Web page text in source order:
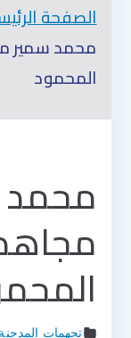
الصفحة
محمد سمير
المحمود
محمد
تجهمات المدجنة